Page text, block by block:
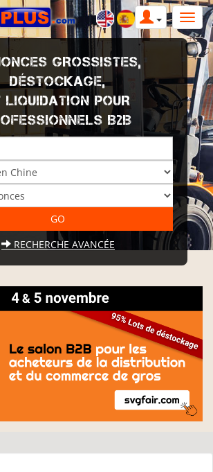
GROSSISTES,
DÉSTOCKAGE,
LIQUIDATION POUR
B2B
RECHERCHE AVANCÉE